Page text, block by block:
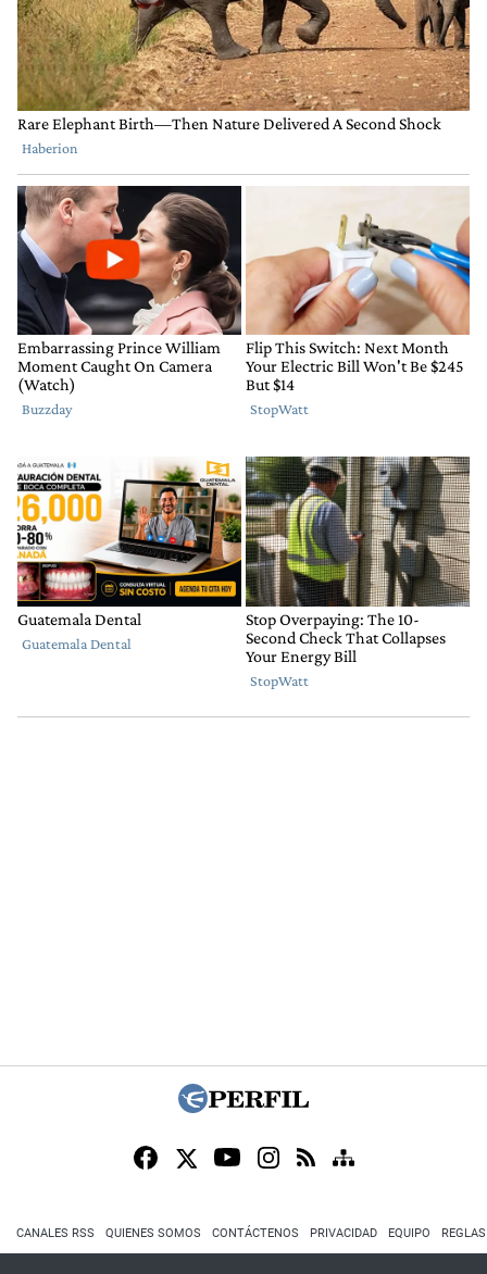
CANALES RSS QUIENES SOMOS CONTÁCTENOS PRIVACIDAD EQUIPO